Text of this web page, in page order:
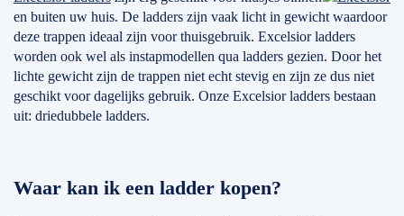
en buiten uw huis. De ladders zijn vaak licht in gewicht waardoor
deze trappen ideaal zijn voor thuisgebruik. Excelsior ladders
worden ook wel als instapmodellen qua ladders gezien. Door het
lichte gewicht zijn de trappen niet echt stevig en zijn ze dus niet
geschikt voor dagelijks gebruik. Onze Excelsior ladders bestaan
uit: driedubbele ladders.
Waar kan ik een ladder kopen?